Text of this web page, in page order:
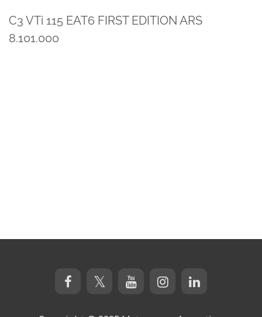
C3 VTi 115 EAT6 FIRST EDITION ARS
8.101.000